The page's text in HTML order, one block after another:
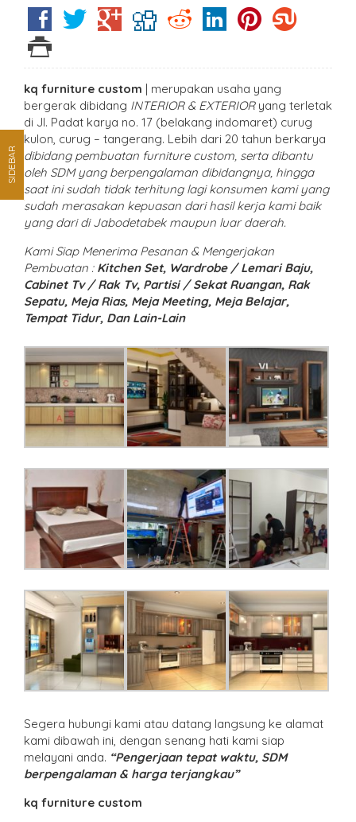
kq furniture custom | merupakan usaha yang
bergerak dibidang INTERIOR & EXTERIOR yang terletak
di Jl. Padat karya no. 17 (belakang indomaret) curug
kulon, curug – tangerang. Lebih dari 20 tahun berkarya
dibidang pembuatan furniture custom, serta dibantu
oleh SDM yang berpengalaman dibidangnya, hingga
saat ini sudah tidak terhitung lagi konsumen kami yang
sudah merasakan kepuasan dari hasil kerja kami baik
yang dari di Jabodetabek maupun luar daerah.
Kami Siap Menerima Pesanan & Mengerjakan
Pembuatan : Kitchen Set, Wardrobe / Lemari Baju,
Cabinet Tv / Rak Tv, Partisi / Sekat Ruangan, Rak
Sepatu, Meja Rias, Meja Meeting, Meja Belajar,
Tempat Tidur, Dan Lain-Lain
Segera hubungi kami atau datang langsung ke alamat
kami dibawah ini, dengan senang hati kami siap
melayani anda. “Pengerjaan tepat waktu, SDM
berpengalaman & harga terjangkau”
kq furniture custom
SIDEBAR